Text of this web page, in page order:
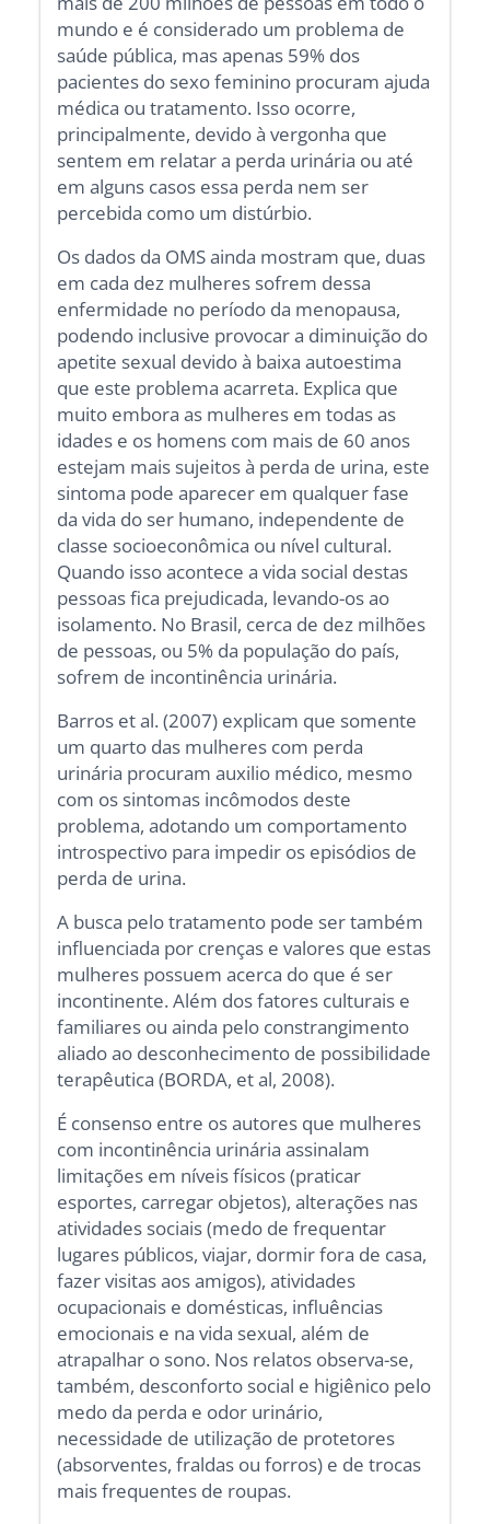
mundo e é considerado um problema de
saúde pública, mas apenas 59% dos
pacientes do sexo feminino procuram ajuda
médica ou tratamento. Isso ocorre,
principalmente, devido à vergonha que
sentem em relatar a perda urinária ou até
em alguns casos essa perda nem ser
percebida como um distúrbio.
Os dados da OMS ainda mostram que, duas
em cada dez mulheres sofrem dessa
enfermidade no período da menopausa,
podendo inclusive provocar a diminuição do
apetite sexual devido à baixa autoestima
que este problema acarreta. Explica que
muito embora as mulheres em todas as
idades e os homens com mais de 60 anos
estejam mais sujeitos à perda de urina, este
sintoma pode aparecer em qualquer fase
da vida do ser humano, independente de
classe socioeconômica ou nível cultural.
Quando isso acontece a vida social destas
pessoas fica prejudicada, levando-os ao
isolamento. No Brasil, cerca de dez milhões
de pessoas, ou 5% da população do país,
sofrem de incontinência urinária.
Barros et al. (2007) explicam que somente
um quarto das mulheres com perda
urinária procuram auxilio médico, mesmo
com os sintomas incômodos deste
problema, adotando um comportamento
introspectivo para impedir os episódios de
perda de urina.
A busca pelo tratamento pode ser também
influenciada por crenças e valores que estas
mulheres possuem acerca do que é ser
incontinente. Além dos fatores culturais e
familiares ou ainda pelo constrangimento
aliado ao desconhecimento de possibilidade
terapêutica (BORDA, et al, 2008).
É consenso entre os autores que mulheres
com incontinência urinária assinalam
limitações em níveis físicos (praticar
esportes, carregar objetos), alterações nas
atividades sociais (medo de frequentar
lugares públicos, viajar, dormir fora de casa,
fazer visitas aos amigos), atividades
ocupacionais e domésticas, influências
emocionais e na vida sexual, além de
atrapalhar o sono. Nos relatos observa-se,
também, desconforto social e higiênico pelo
medo da perda e odor urinário,
necessidade de utilização de protetores
(absorventes, fraldas ou forros) e de trocas
mais frequentes de roupas.